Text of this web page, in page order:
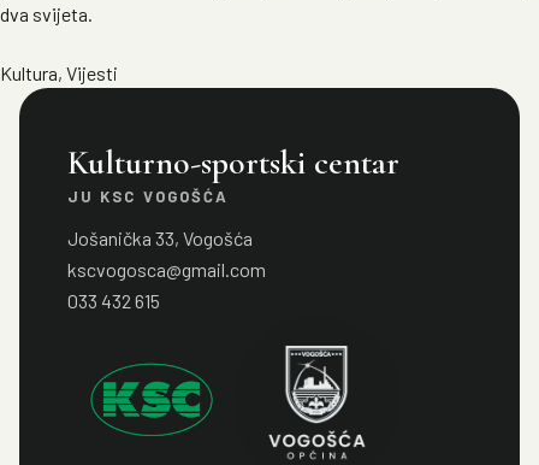
dva svijeta.
Kultura, Vijesti
Kulturno-sportski centar
JU KSC VOGOŠĆA
Jošanička 33, Vogošća
kscvogosca@gmail.com
033 432 615